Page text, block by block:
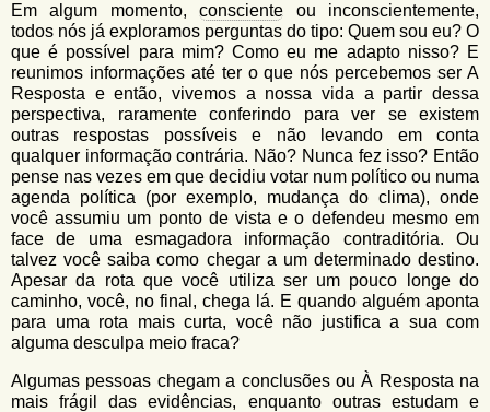
l
á
r
i
o
d
e
b
u
s
c
a
o
G
o
l
f
i
n
h
o
Em algum momento,consciente ou inconscientemente,
todos nós já exploramos perguntas do tipo: Quem sou eu? O
que é possível para mim? Como eu me adapto nisso? E
reunimos informações até ter o que nós percebemos ser A
Resposta e então, vivemos a nossa vida a partir dessa
perspectiva, raramente conferindo para ver se existem
outras respostas possíveis e não levando em conta
qualquer informação contrária. Não? Nunca fez isso? Então
pense nas vezes em que decidiu votar num político ou numa
agenda política (por exemplo, mudança do clima), onde
você assumiu um ponto de vista e o defendeu mesmo em
face de uma esmagadora informação contraditória. Ou
talvez você saiba como chegar a um determinado destino.
Apesar da rota que você utiliza ser um pouco longe do
caminho, você, no final, chega lá. E quando alguém aponta
para uma rota mais curta, você não justifica a sua com
alguma desculpa meio fraca?
Algumas pessoas chegam a conclusões ou À Resposta na
mais frágil das evidências, enquanto outras estudam e